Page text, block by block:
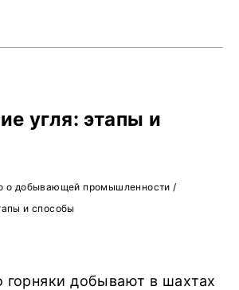
угля: этапы и
о добывающей промышленности/
и способы
горняки добывают в шахтах